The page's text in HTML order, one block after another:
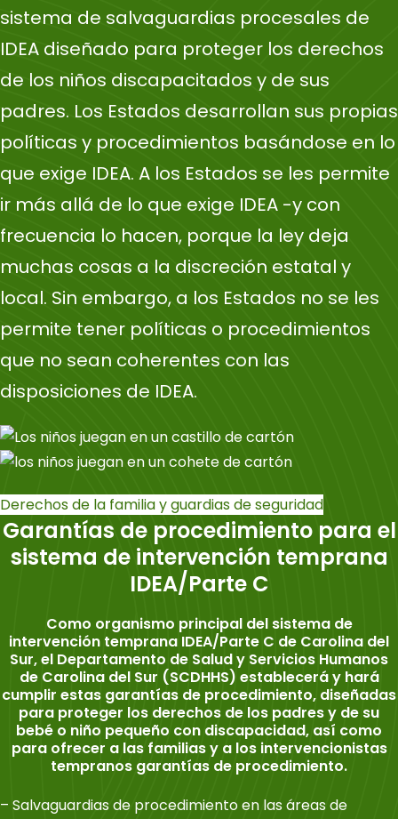
sistema de salvaguardias procesales de
IDEA diseñado para proteger los derechos
de los niños discapacitados y de sus
padres. Los Estados desarrollan sus propias
políticas y procedimientos basándose en lo
que exige IDEA. A los Estados se les permite
ir más allá de lo que exige IDEA -y con
frecuencia lo hacen, porque la ley deja
muchas cosas a la discreción estatal y
local. Sin embargo, a los Estados no se les
permite tener políticas o procedimientos
que no sean coherentes con las
disposiciones de IDEA.
Derechos de la familia y guardias de seguridad
Garantías de procedimiento para el
sistema de intervención temprana
IDEA/Parte C
Como organismo principal del sistema de
intervención temprana IDEA/Parte C de Carolina del
Sur, el Departamento de Salud y Servicios Humanos
de Carolina del Sur (SCDHHS) establecerá y hará
cumplir estas garantías de procedimiento, diseñadas
para proteger los derechos de los padres y de su
bebé o niño pequeño con discapacidad, así como
para ofrecer a las familias y a los intervencionistas
tempranos garantías de procedimiento.
– Salvaguardias de procedimiento en las áreas de